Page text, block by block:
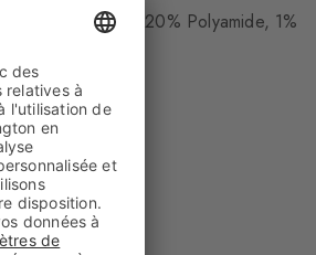
(biologique), 20% Polyamide, 1%
Mollet
A côtes